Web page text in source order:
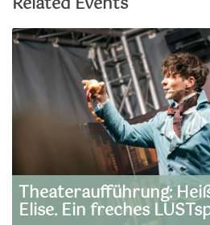
Theateraufführung:
Elise. Ein freches